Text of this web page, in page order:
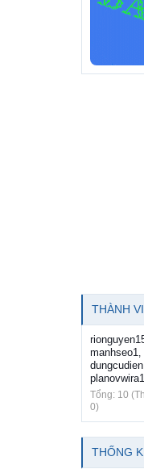
THÀNH
manhseo1,
dungcudien
Tổng: 10
0)
THỐNG